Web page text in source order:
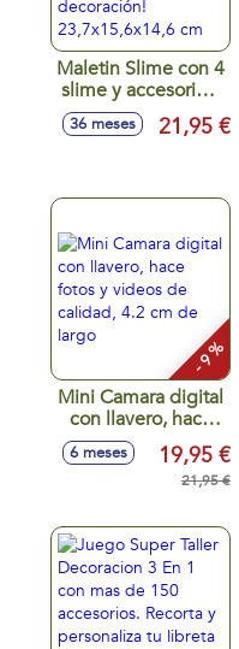
Maletin Slime con 4
slime y accesorios.
Crea tu propio
Slime mezclando
decoración!
36 meses 21,95 €
- 9 %
Mini Camara digital
con llavero, hace
fotos y videos de
calidad, 4.2 cm de
6 meses 19,95 €
21,95 €